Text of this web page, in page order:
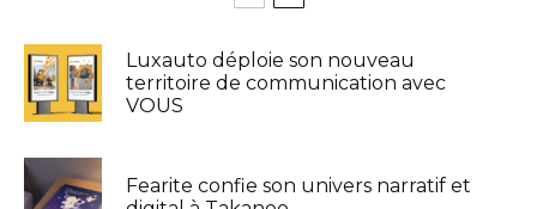
Luxauto déploie son nouveau
territoire de communication avec
VOUS
Fearite confie son univers narratif et